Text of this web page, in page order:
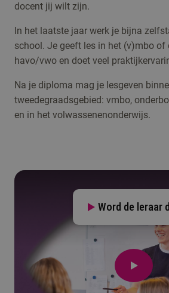
docent jij wilt zijn.
In het laatste jaar werk je bijna
school. Je geeft les in het (v)mbo of
havo/vwo en doet veel
Na je diploma mag je lesgeven
tweedegraadsgebied: vmbo,
en in het volwassenenonderwijs.
Word de leraar